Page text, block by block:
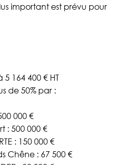
important est prévu pour
5 164 400 € HT
de 50% par :
000 €
: 500 000 €
: 150 000 €
Chêne : 67 500 €